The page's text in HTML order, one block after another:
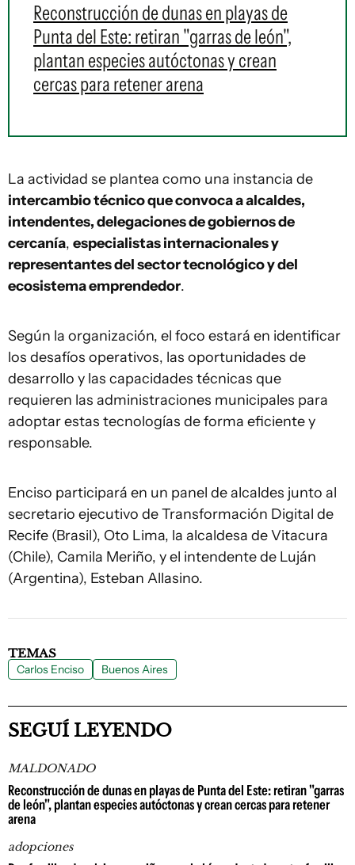
Reconstrucción de dunas en playas de
Punta del Este: retiran "garras de león",
plantan especies autóctonas y crean
cercas para retener arena
La actividad se plantea como una instancia de
intercambio técnico que convoca a alcaldes,
intendentes, delegaciones de gobiernos de
cercanía, especialistas internacionales y
representantes del sector tecnológico y del
ecosistema emprendedor.
Según la organización, el foco estará en identificar
los desafíos operativos, las oportunidades de
desarrollo y las capacidades técnicas que
requieren las administraciones municipales para
adoptar estas tecnologías de forma eficiente y
responsable.
Enciso participará en un panel de alcaldes junto al
secretario ejecutivo de Transformación Digital de
Recife (Brasil), Oto Lima, la alcaldesa de Vitacura
(Chile), Camila Meriño, y el intendente de Luján
(Argentina), Esteban Allasino.
TEMAS
Carlos Enciso Buenos Aires
SEGUÍ LEYENDO
MALDONADO
Reconstrucción de dunas en playas de Punta del Este: retiran "garras
de león", plantan especies autóctonas y crean cercas para retener
arena
adopciones